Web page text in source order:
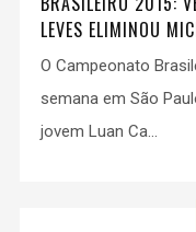
LEVES ELIMINOU
O Campeonato
semana em São
jovem Luan Ca...